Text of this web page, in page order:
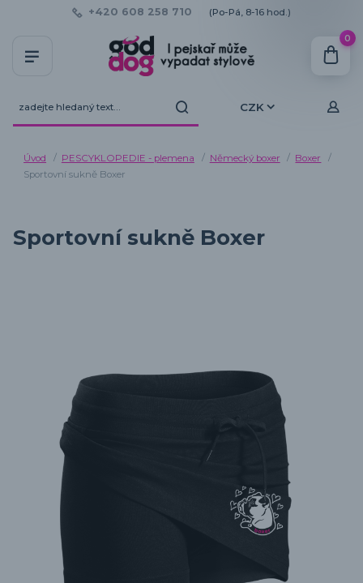
CZK
+420 608 258 710 (Po-Pá, 8-16 hod.)
0
Úvod PESCYKLOPEDIE - plemena Německý boxer
Boxer
Sportovní sukně Boxer
Sportovní sukně Boxer